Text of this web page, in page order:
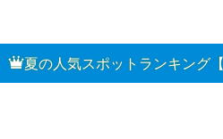
夏の人気スポットランキング【